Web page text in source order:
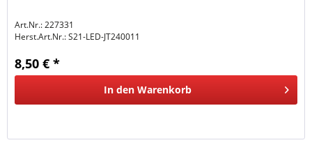
Art.Nr.: 227331
Herst.Art.Nr.:S21-LED-JT240011
8,50 € *
In den Warenkorb